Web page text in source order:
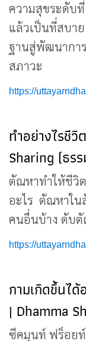
ความสุขระดับ
แล้วเป็นที่สบา
ฐานสู่พัฒนากา
สภาวะ
https://
ทำอย่างไรชี
Sharing (ธร
ตัณหาทำให้ชีวิ
อะไร ตัณหาใน
คนอื่นบ้าง ดับ
https://
กามเกิดขึ้นได้
| Dhamma
ซีคมุนท์ ฟร็อยท์